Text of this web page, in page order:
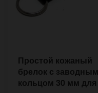
Простой кожаный
брелок с заводным
кольцом 30 мм для